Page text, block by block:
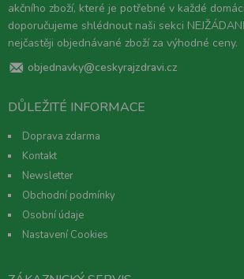
akčního zboží, které je potřebné v každé
doporučujeme shlédnout naši sekci
nejčastěji objednávané zboží za výhodné ceny.
objednavky@ceskyrajzdravi.cz
DŮLEŽITÉ INFORMACE
Doprava zdarma
Kontakt
Newsletter
Obchodní podmínky
Osobní údaje
Nastavení Cookies